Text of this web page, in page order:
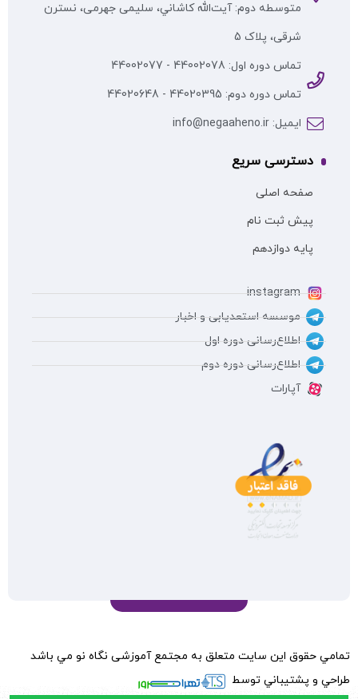
متوسطه دوم: آيت‌الله كاشاني، سلیمی جهرمی، نسترن
شرقی، پلاک 5
تماس دوره اول: 44002078 - 44002077
تماس دوره دوم: 44020395 - 44020648
ایمیل: info@negaaheno.ir
دسترسی سریع
صفحه اصلی
پیش ثبت نام
پایه دوازدهم
instagram
موسسه استعدیابی و اخبار
اطلاع‌رسانی دوره اول
اطلاع‌رسانی دوره دوم
آپارات
تمامي حقوق اين سايت متعلق به مجتمع آموزشی نگاه نو مي باشد
طراحي و پشتيباني توسط